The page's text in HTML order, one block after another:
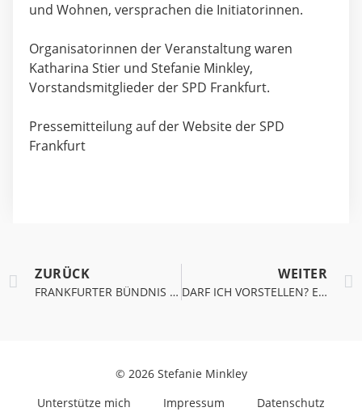
und Wohnen, versprachen die Initiatorinnen.
Organisatorinnen der Veranstaltung waren
Katharina Stier und Stefanie Minkley,
Vorstandsmitglieder der SPD Frankfurt.
Pressemitteilung auf der Website der SPD
Frankfurt
ZURÜCK
FRANKFURTER BÜNDNIS FÜR MEHR PERSONAL IM KRANKENHAUS
WEITER
DARF ICH VORSTELLEN? ERSATZKANDIDATIN NATASCHA PONCZECK
© 2026 Stefanie Minkley
Unterstütze mich
Impressum Datenschutz